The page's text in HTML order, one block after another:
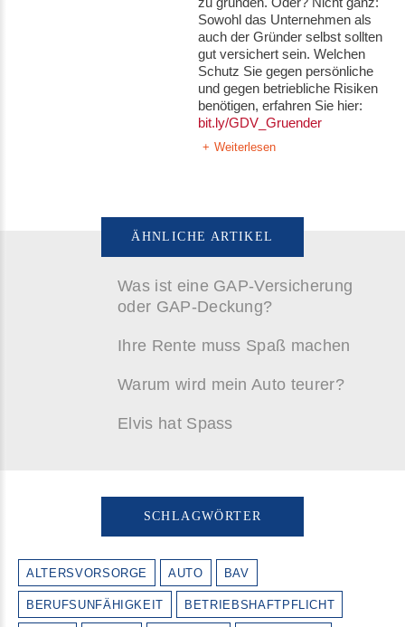
Sowohl das Unternehmen als
auch der Gründer selbst sollten
gut versichert sein. Welchen
Schutz Sie gegen persönliche
und gegen betriebliche Risiken
benötigen, erfahren Sie hier:
bit.ly/GDV_Gruender
Weiterlesen
ÄHNLICHE ARTIKEL
Was ist eine GAP-Versicherung
oder GAP-Deckung?
Ihre Rente muss Spaß machen
Warum wird mein Auto teurer?
Elvis hat Spass
SCHLAGWÖRTER
ALTERSVORSORGE AUTO BAV
BERUFSUNFÄHIGKEIT BETRIEBSHAFTPFLICHT